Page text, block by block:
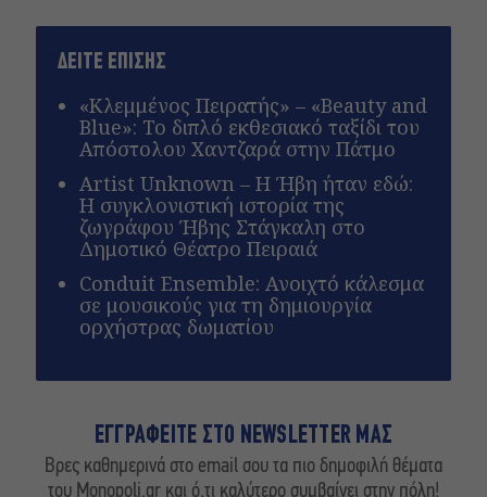
ΔΕΙΤΕ ΕΠΙΣΗΣ
«Κλεμμένος Πειρατής» – «Beauty and
Blue»: Το διπλό εκθεσιακό ταξίδι του
Απόστολου Χαντζαρά στην Πάτμο
Artist Unknown – Η Ήβη ήταν εδώ:
Η συγκλονιστική ιστορία της
ζωγράφου Ήβης Στάγκαλη στο
Δημοτικό Θέατρο Πειραιά
Conduit Ensemble: Ανοιχτό κάλεσμα
σε μουσικούς για τη δημιουργία
ορχήστρας δωματίου
ΕΓΓΡΑΦΕΙΤΕ ΣΤΟ NEWSLETTER ΜΑΣ
Βρες καθημερινά στο email σου τα πιο δημοφιλή θέματα
του Monopoli.gr και ό,τι καλύτερο συμβαίνει στην πόλη!